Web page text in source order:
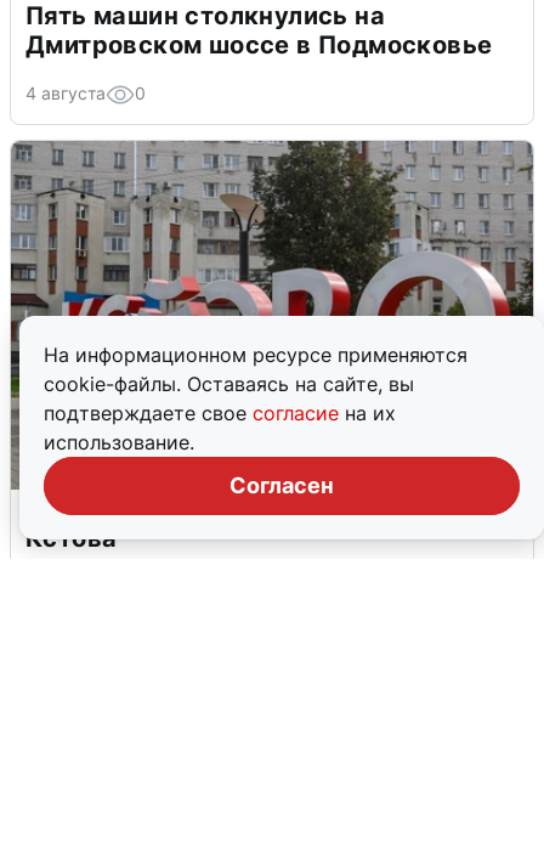
На информационном ресурсе применяются
cookie-файлы. Оставаясь на сайте, вы
подтверждаете свое согласие на их
использование.
Согласен
Пять машин столкнулись на
Дмитровском шоссе в Подмосковье
4 августа 0
Грохот в небе разбудил жителей
Кстова